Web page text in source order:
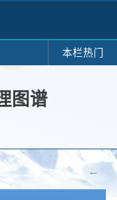
本栏热门
图谱
←